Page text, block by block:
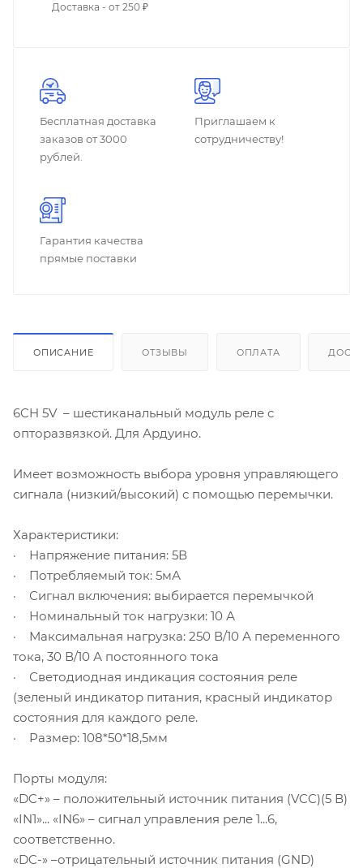
Доставка - от 250 ₽
Бесплатная доставка
заказов от 3000
рублей.
Приглашаем к
сотрудничеству!
Гарантия качества
прямые поставки
ОПИСАНИЕ ОТЗЫВЫ ОПЛАТА
6CH 5V – шестиканальный модуль реле с
опторазвязкой. Для Ардуино.
Имеет возможность выбора уровня управляющего
сигнала (низкий/высокий) с помощью перемычки.
Характеристики:
· Напряжение питания: 5В
· Потребляемый ток: 5мА
· Сигнал включения: выбирается перемычкой
· Номинальный ток нагрузки: 10 А
· Максимальная нагрузка: 250 В/10 А переменного
тока, 30 В/10 А постоянного тока
· Светодиодная индикация состояния реле
(зеленый индикатор питания, красный индикатор
состояния для каждого реле.
· Размер: 108*50*18,5мм
Порты модуля:
«DC+» – положительный источник питания (VCC)(5 В)
«IN1»... «IN6» – сигнал управления реле 1...6,
соответственно.
«DC-» –отрицательный источник питания (GND)